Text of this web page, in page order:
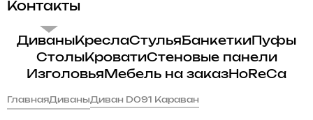
Контакты
ДиваныКреслаСтульяБанкеткиПуфы
СтолыКроватиСтеновые панели
Изголовья Мебель на заказHoReCa
ГлавнаяДиваныДиван D091 Караван